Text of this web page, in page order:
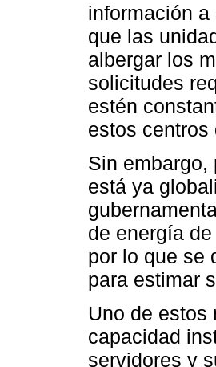
información
que las
albergar los
solicitudes
estén
estos centros
Sin embargo,
está ya
de energía
por lo que se
para estimar
Uno de
capacidad
servidores y